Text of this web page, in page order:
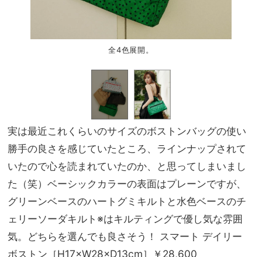
全4色展開。
実は最近これくらいのサイズのボストンバッグの使い
勝手の良さを感じていたところ、ラインナップされて
いたので心を読まれていたのか、と思ってしまいまし
た（笑）ベーシックカラーの表面はプレーンですが、
グリーンベースのハートグミキルトと水色ベースのチ
ェリーソーダキルト※はキルティングで優し気な雰囲
気。どちらを選んでも良さそう！ スマート デイリー
ボストン［H17×W28×D13cm］￥28,600